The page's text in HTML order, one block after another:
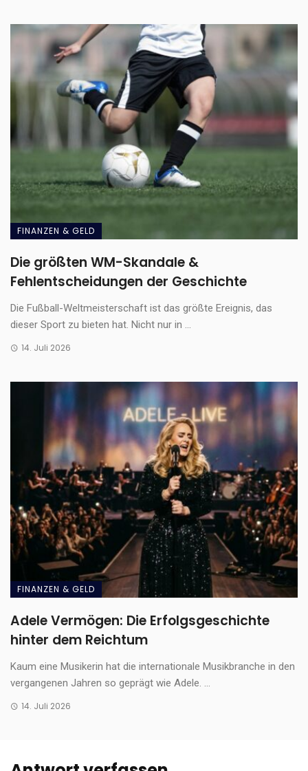
FINANZEN & GELD
Die größten WM-Skandale &
Fehlentscheidungen der Geschichte
Die Fußball-Weltmeisterschaft ist das größte Ereignis, das
dieser Sport zu bieten hat. Nicht nur in ...
14. Juli 2026
FINANZEN & GELD
Adele Vermögen: Die Erfolgsgeschichte
hinter dem Reichtum
Kaum eine Musikerin hat die internationale Musikbranche in den
vergangenen Jahren so geprägt wie Adele. ...
14. Juli 2026